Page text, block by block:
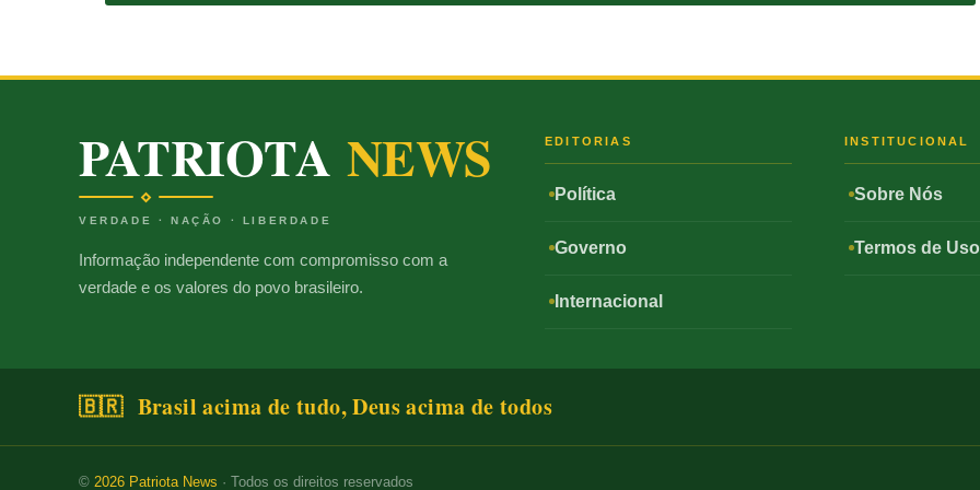
PATRIOTA NEWS
VERDADE · NAÇÃO · LIBERDADE
Informação independente com compromisso com a
verdade e os valores do povo brasileiro.
EDITORIAS
Política
Governo
Internacional
INSTITUCIONAL
Sobre Nós
Termos de Uso
🇧🇷 Brasil acima de tudo, Deus acima de todos
© 2026 Patriota News · Todos os direitos reservados